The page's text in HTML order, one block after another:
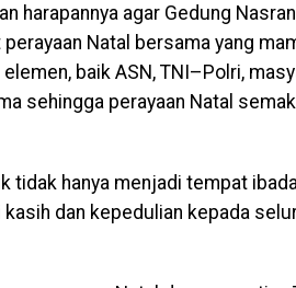
harapannya agar Gedung
Natal bersama yang
baik ASN, TNI–Polri,
sehingga perayaan Natal
hanya menjadi tempat
dan kepedulian kepada